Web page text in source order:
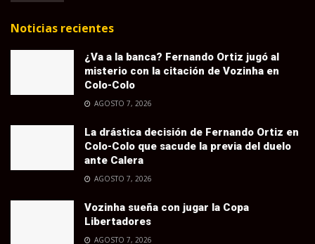
Noticias recientes
¿Va a la banca? Fernando Ortiz jugó al
misterio con la citación de Vozinha en
Colo-Colo
AGOSTO 7, 2026
La drástica decisión de Fernando Ortiz en
Colo-Colo que sacude la previa del duelo
ante Calera
AGOSTO 7, 2026
Vozinha sueña con jugar la Copa
Libertadores
AGOSTO 7, 2026